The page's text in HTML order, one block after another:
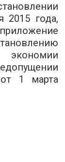
года,
1 марта